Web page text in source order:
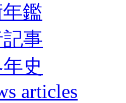
鑑
事
史
articles